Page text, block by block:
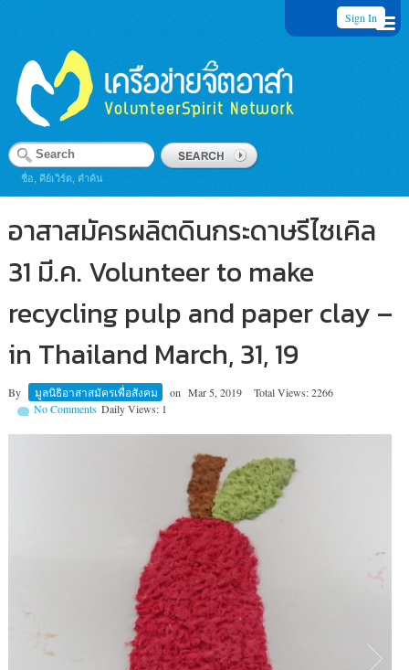
Sign In
ชื่อ, คีย์เวิร์ด, คำค้น
อาสาสมัครผลิตดินกระดาษรีไซเคิล
31 มี.ค. Volunteer to make
recycling pulp and paper clay –
in Thailand March, 31, 19
By มูลนิธิอาสาสมัครเพื่อสังคม on Mar 5, 2019
Total Views: 2266
Daily Views: 1
No Comments